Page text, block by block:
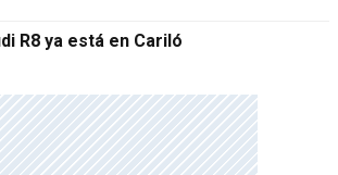
R8 ya está en Cariló